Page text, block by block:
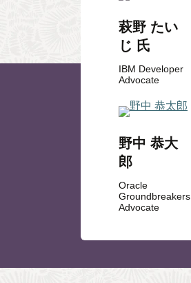
萩野 たい
じ 氏
IBM Developer
Advocate
野中 恭大
郎
Oracle
Groundbreakers
Advocate